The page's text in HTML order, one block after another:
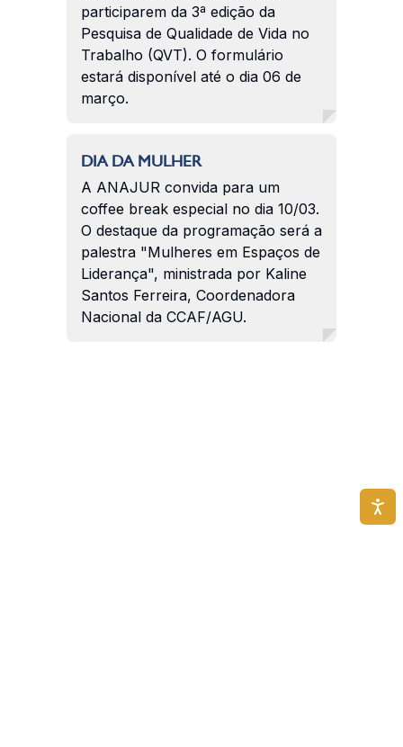
participarem da 3ª edição da
Pesquisa de Qualidade de Vida no
Trabalho (QVT). O formulário
estará disponível até o dia 06 de
março.
DIA DA MULHER
A ANAJUR convida para um
coffee break especial no dia 10/03.
O destaque da programação será a
palestra "Mulheres em Espaços de
Liderança", ministrada por Kaline
Santos Ferreira, Coordenadora
Nacional da CCAF/AGU.